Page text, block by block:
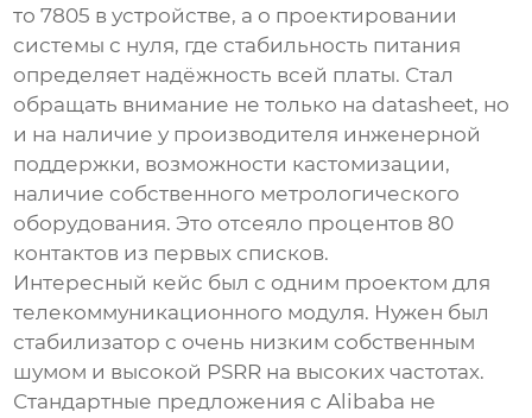
то 7805 в устройстве, а о проектировании
системы с нуля, где стабильность питания
определяет надёжность всей платы. Стал
обращать внимание не только на datasheet, но
и на наличие у производителя инженерной
поддержки, возможности кастомизации,
наличие собственного метрологического
оборудования. Это отсеяло процентов 80
контактов из первых списков.
Интересный кейс был с одним проектом для
телекоммуникационного модуля. Нужен был
стабилизатор с очень низким собственным
шумом и высокой PSRR на высоких частотах.
Стандартные предложения с Alibaba не